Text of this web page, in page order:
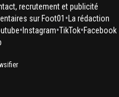
recrutement et publicité
sur Foot01 • La rédaction
• Instagram•TikTok•Facebook